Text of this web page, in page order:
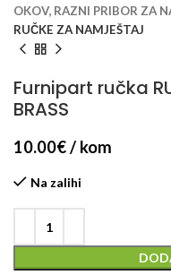
OKOV, RAZNI PRIBOR ZA
RUČKE ZA NAMJEŠTAJ
Furnipart ručka
BRASS
10.00€/ kom
Na zalihi